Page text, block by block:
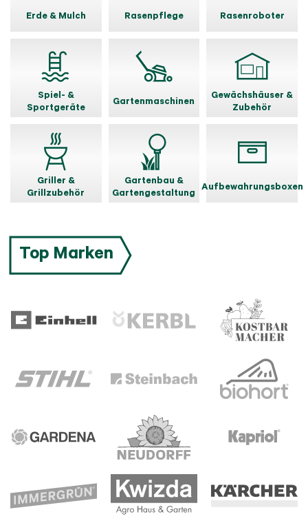
Erde & Mulch Rasenpflege Rasenroboter
Spiel- &
Sportgeräte
Gartenmaschinen
Gewächshäuser &
Zubehör
Griller &
Grillzubehör
Gartenbau &
Gartengestaltung
Aufbewahrungsboxen
Top Marken